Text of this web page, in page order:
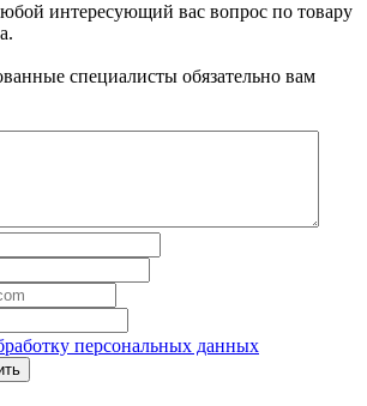
интересующий вас вопрос по товару
специалисты обязательно вам
персональных данных